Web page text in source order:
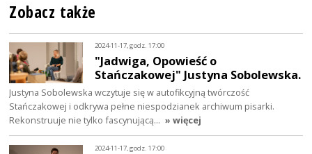
Zobacz także
2024-11-17, godz. 17:00
"Jadwiga, Opowieść o
Stańczakowej" Justyna Sobolewska.
Justyna Sobolewska wczytuje się w autofikcyjną twórczość
Stańczakowej i odkrywa pełne niespodzianek archiwum pisarki.
Rekonstruuje nie tylko fascynującą… » więcej
2024-11-17, godz. 17:00